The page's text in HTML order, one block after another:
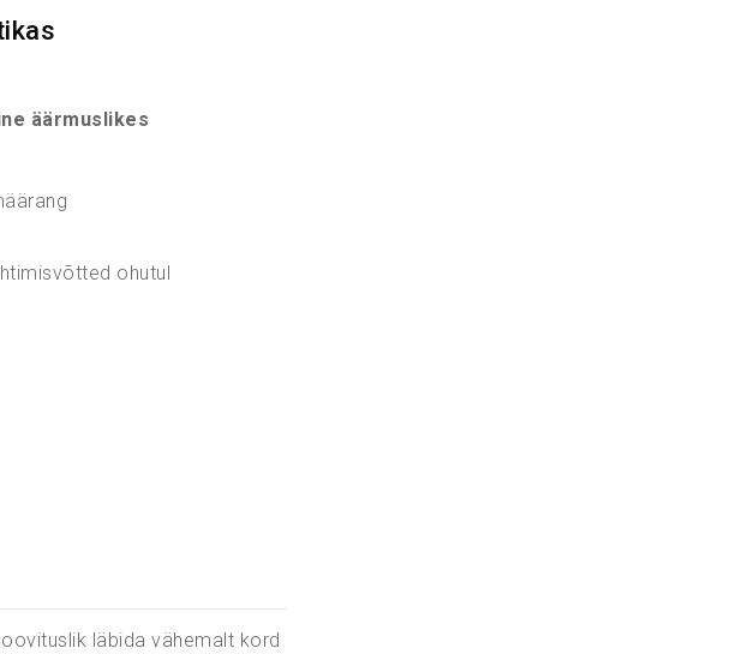
äärmuslikes
ohutul
läbida vähemalt kord